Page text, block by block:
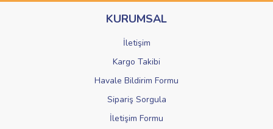
Ürün fiyatı diğer sitelerden daha pahalı.
Gönder
KURUMSAL
İletişim
Kargo Takibi
Havale Bildirim Formu
Sipariş Sorgula
İletişim Formu